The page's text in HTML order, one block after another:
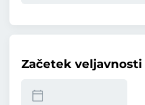
Začetek veljavnosti